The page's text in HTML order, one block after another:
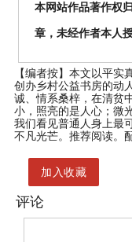
本网站作品著作权
章，未经作者本人
【编者按】 本文以平实
创办乡村公益书房的动
诚、情系桑梓，在清贫
小，照亮的是人心；微
我们看见普通人身上最
不凡光芒。推荐阅读。
加入收藏
评论